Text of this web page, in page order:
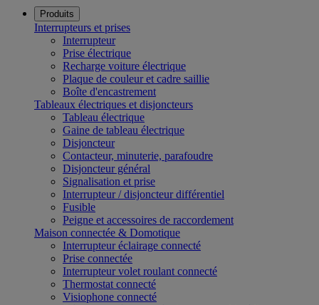
Produits
Interrupteurs et prises
Interrupteur
Prise électrique
Recharge voiture électrique
Plaque de couleur et cadre saillie
Boîte d'encastrement
Tableaux électriques et disjoncteurs
Tableau électrique
Gaine de tableau électrique
Disjoncteur
Contacteur, minuterie, parafoudre
Disjoncteur général
Signalisation et prise
Interrupteur / disjoncteur différentiel
Fusible
Peigne et accessoires de raccordement
Maison connectée & Domotique
Interrupteur éclairage connecté
Prise connectée
Interrupteur volet roulant connecté
Thermostat connecté
Visiophone connecté